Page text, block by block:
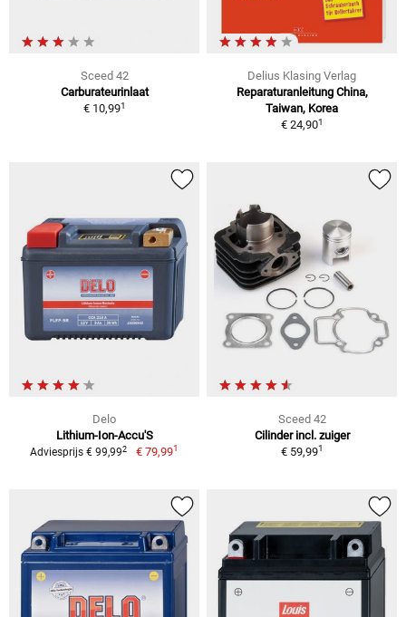
Sceed 42
Carburateurinlaat
€ 10,991
Delius Klasing Verlag
Reparaturanleitung China,
Taiwan, Korea
€ 24,901
Delo
Lithium-Ion-Accu'S
Adviesprijs € 99,992 € 79,991
Sceed 42
Cilinder incl. zuiger
€ 59,991